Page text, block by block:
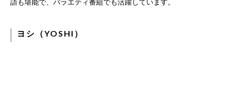
語も堪能で、バラエティ番組でも活躍しています。
ヨシ（YOSHI）